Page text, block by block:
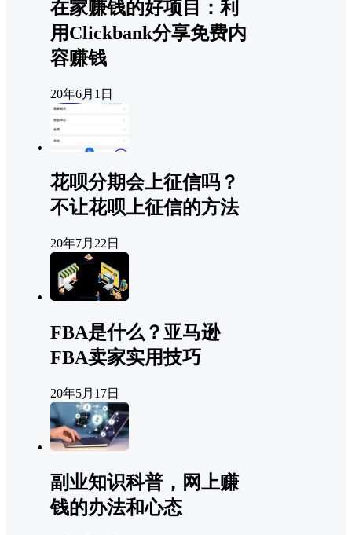
在家赚钱的好项目：利
用Clickbank分享免费内
容赚钱
20年6月1日
花呗分期会上征信吗？
不让花呗上征信的方法
20年7月22日
FBA是什么？亚马逊
FBA卖家实用技巧
20年5月17日
副业知识科普，网上赚
钱的办法和心态